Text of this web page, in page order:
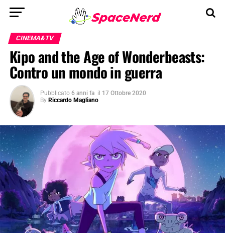
CINEMA&TV
Kipo and the Age of Wonderbeasts:
Contro un mondo in guerra
Pubblicato 6 anni fa il 17 Ottobre 2020
By Riccardo Magliano